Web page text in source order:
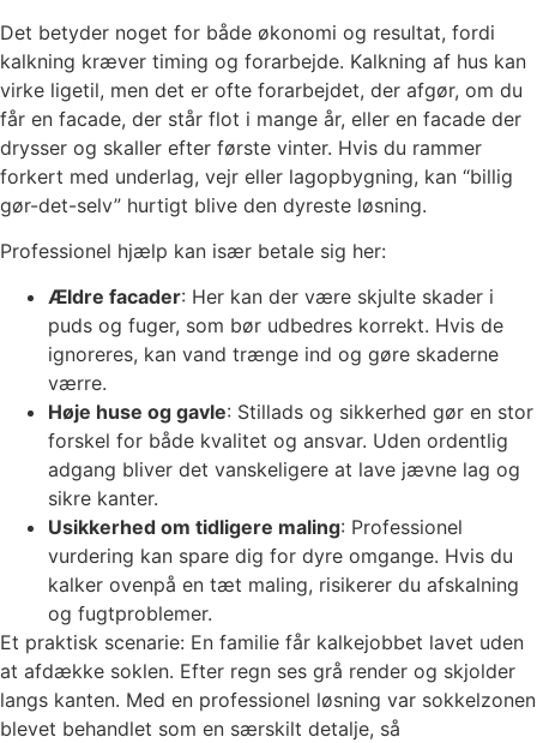
Det betyder noget for både økonomi og resultat, fordi
kalkning kræver timing og forarbejde. Kalkning af hus kan
virke ligetil, men det er ofte forarbejdet, der afgør, om du
får en facade, der står flot i mange år, eller en facade der
drysser og skaller efter første vinter. Hvis du rammer
forkert med underlag, vejr eller lagopbygning, kan “billig
gør-det-selv” hurtigt blive den dyreste løsning.
Professionel hjælp kan især betale sig her:
Ældre facader: Her kan der være skjulte skader i
puds og fuger, som bør udbedres korrekt. Hvis de
ignoreres, kan vand trænge ind og gøre skaderne
værre.
Høje huse og gavle: Stillads og sikkerhed gør en stor
forskel for både kvalitet og ansvar. Uden ordentlig
adgang bliver det vanskeligere at lave jævne lag og
sikre kanter.
Usikkerhed om tidligere maling: Professionel
vurdering kan spare dig for dyre omgange. Hvis du
kalker ovenpå en tæt maling, risikerer du afskalning
og fugtproblemer.
Et praktisk scenarie: En familie får kalkejobbet lavet uden
at afdække soklen. Efter regn ses grå render og skjolder
langs kanten. Med en professionel løsning var sokkelzonen
blevet behandlet som en særskilt detalje, så